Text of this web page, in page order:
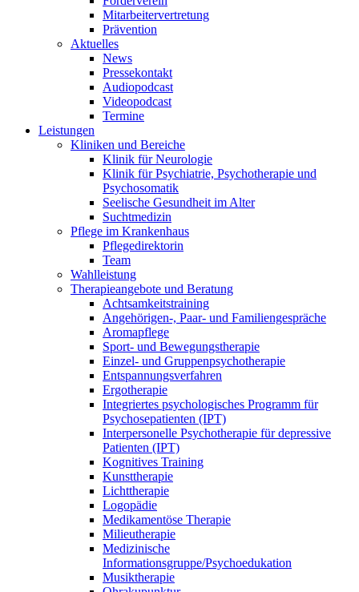
Mitarbeitervertretung
Prävention
Aktuelles
News
Pressekontakt
Audiopodcast
Videopodcast
Termine
Leistungen
Kliniken und Bereiche
Klinik für Neurologie
Klinik für Psychiatrie, Psychotherapie und
Psychosomatik
Seelische Gesundheit im Alter
Suchtmedizin
Pflege im Krankenhaus
Pflegedirektorin
Team
Wahlleistung
Therapieangebote und Beratung
Achtsamkeitstraining
Angehörigen-, Paar- und Familiengespräche
Aromapflege
Sport- und Bewegungstherapie
Einzel- und Gruppenpsychotherapie
Entspannungsverfahren
Ergotherapie
Integriertes psychologisches Programm für
Psychosepatienten (IPT)
Interpersonelle Psychotherapie für depressive
Patienten (IPT)
Kognitives Training
Kunsttherapie
Lichttherapie
Logopädie
Medikamentöse Therapie
Milieutherapie
Medizinische
Informationsgruppe/Psychoedukation
Musiktherapie